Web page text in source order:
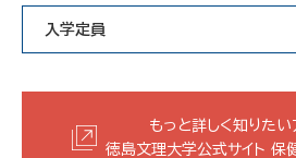
入学定員
もっと詳しく知りたい
徳島文理大学公式サイト 保